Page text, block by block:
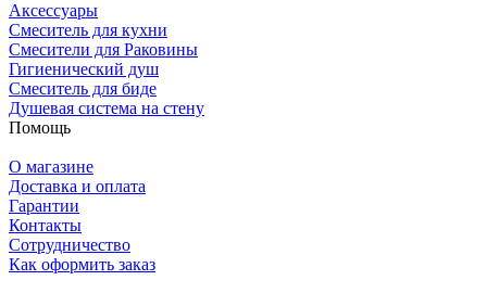
Аксессуары
Смеситель для кухни
Смесители для Раковины
Гигиенический душ
Смеситель для биде
Душевая система на стену
Помощь
О магазине
Доставка и оплата
Гарантии
Контакты
Сотрудничество
Как оформить заказ